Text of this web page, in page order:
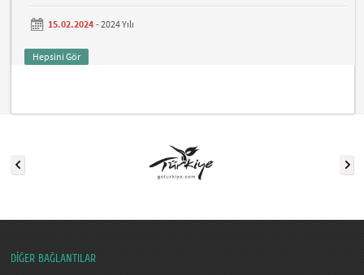
15.02.2024 -2024 Yılı
Hepsini Gör
DİĞER BAĞLANTILAR